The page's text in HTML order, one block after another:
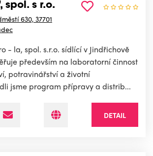
spol. s r.o.
630, 37701
- la, spol. s.r.o. sídlící v Jindřichově
především na laboratorní činnost
potravinářství a životní
jsme program přípravy a distrib...
DETAIL